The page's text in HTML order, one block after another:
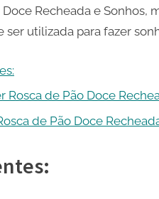
Doce Recheada e
utilizada para fazer
Rosca de Pão Doce
de Pão Doce